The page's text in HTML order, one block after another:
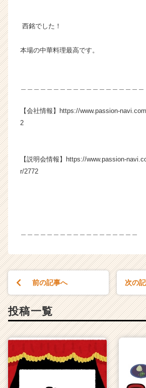
西銘でした！
本場の中華料理最高です。
【会社情報】https://www.passion-
2
【説明会情報】https://www.passion-
r/2772
前の記事へ 次の
投稿一覧